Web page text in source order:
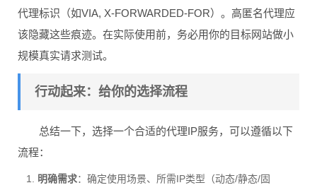
代理标识（如VIA, X-FORWARDED-FOR）。高匿名代理应
该隐藏这些痕迹。在实际使用前，务必用你的目标网站做小
规模真实请求测试。
行动起来：给你的选择流程
总结一下，选择一个合适的代理IP服务，可以遵循以下
流程：
明确需求：确定使用场景、所需IP类型（动态/静态/固